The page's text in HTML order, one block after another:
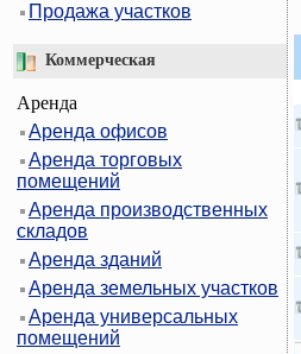
Продажа участков
Коммерческая
Аренда
Аренда офисов
Аренда торговых
помещений
Аренда производственных
складов
Аренда зданий
Аренда земельных участков
Аренда универсальных
помещений